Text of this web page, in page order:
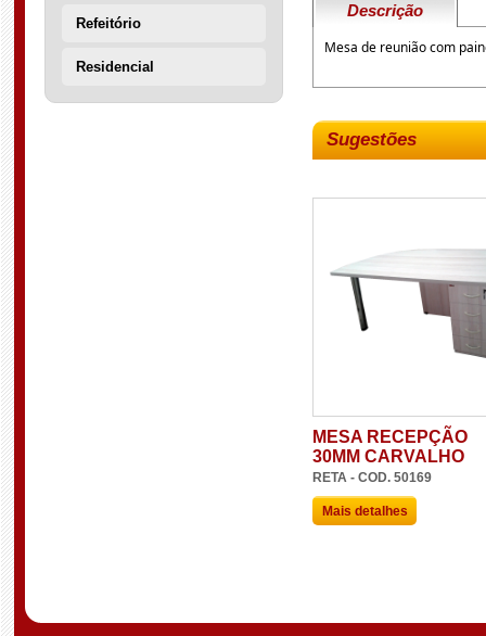
Refeitório
Residencial
Descrição
Mesa de reunião com
Sugestões
MESA RECEPÇÃO
30MM CARVALHO
RETA - COD. 50169
Mais detalhes